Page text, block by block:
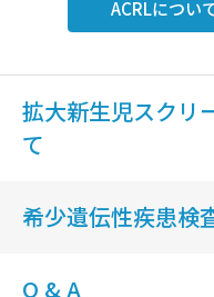
ACRLについ
拡大新生児スクリ
て
希少遺伝性疾患検
Q & A